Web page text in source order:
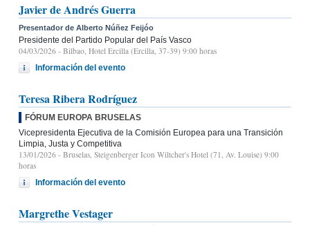
Javier de Andrés Guerra
Presentador de Alberto Núñez Feijóo
Presidente del Partido Popular del País Vasco
04/03/2026 - Bilbao, Hotel Ercilla (Ercilla, 37-39) 9:00 horas
Información del evento
Teresa Ribera Rodríguez
FÓRUM EUROPA BRUSELAS
Vicepresidenta Ejecutiva de la Comisión Europea para una Transición
Limpia, Justa y Competitiva
13/01/2026 - Bruselas, Steigenberger Icon Wiltcher's Hotel (71, Av. Louise) 9:00
horas
Información del evento
Margrethe Vestager